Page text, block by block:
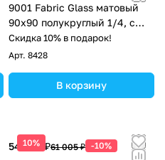
9001 Fabric Glass матовый
90х90 полукруглый 1/4, с
низким поддоном, хром
Скидка 10% в подарок!
Арт. 8428
В корзину
10%
54 905 ₽61 005 ₽ -10%